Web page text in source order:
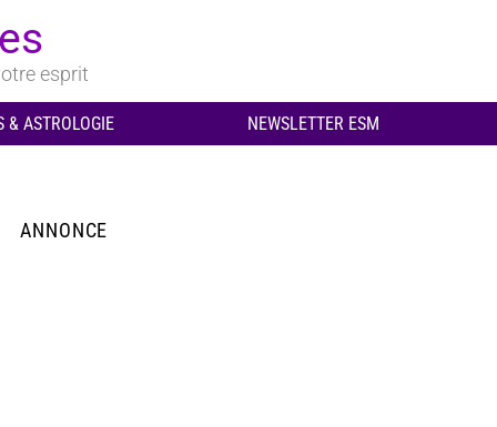
esprit
& ASTROLOGIE NEWSLETTER ESM
ANNONCE